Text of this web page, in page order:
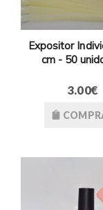
Expositor
cm - 50
3.00€